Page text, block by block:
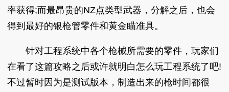
率获得;而最昂贵的NZ点类型武器，分解之后，也会
得到最好的银枪管零件和黄金瞄准具。
针对工程系统中各个枪械所需要的零件，玩家们
在看了这篇攻略之后或许就明白怎么玩工程系统了吧!
不过暂时因为是测试版本，制造出来的枪时间都很